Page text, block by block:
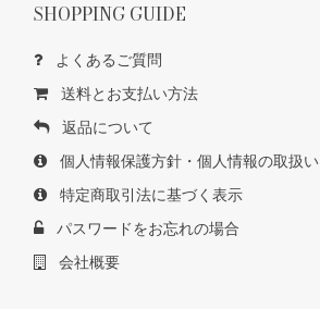
SHOPPING GUIDE
よくあるご質問
送料とお支払い方法
返品について
個人情報保護方針・個人情報の取扱い
特定商取引法に基づく表示
パスワードをお忘れの場合
会社概要